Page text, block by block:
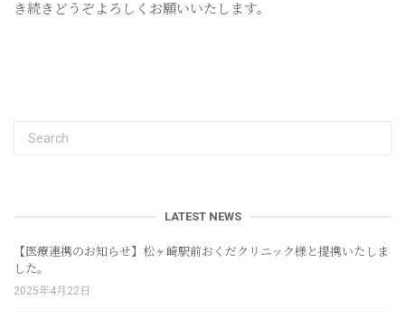
き続きどうぞよろしくお願いいたします。
LATEST NEWS
【医療連携のお知らせ】松ヶ崎駅前おくだクリニック様と提携いたしま
した。
2025年4月22日